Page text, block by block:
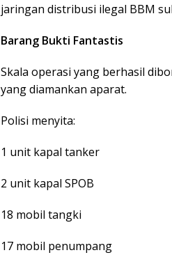
jaringan distribusi ilegal BBM
Barang Bukti Fantastis
Skala operasi yang berhasil
yang diamankan aparat.
Polisi menyita:
1 unit kapal tanker
2 unit kapal SPOB
18 mobil tangki
17 mobil penumpang